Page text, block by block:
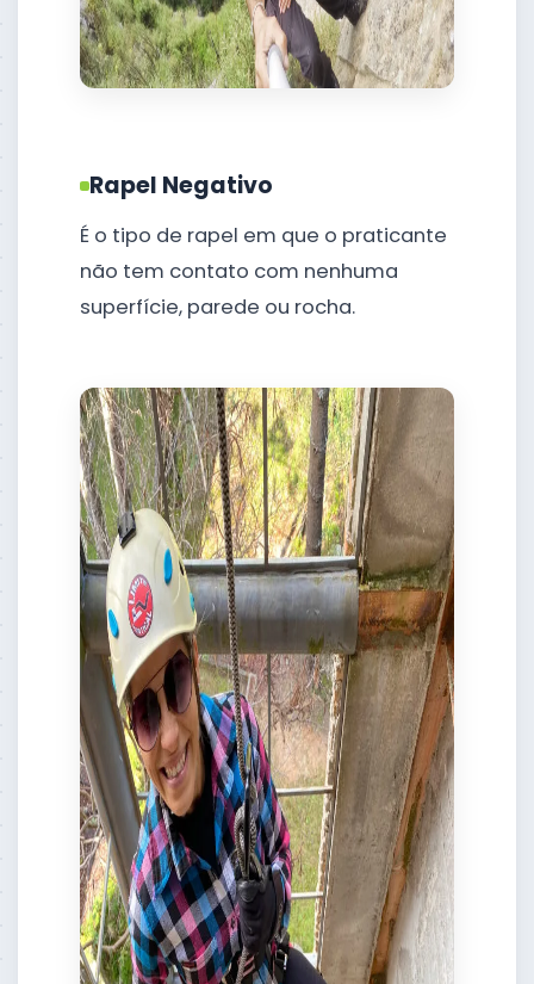
Rapel Negativo
É o tipo de rapel em que o praticante
não tem contato com nenhuma
superfície, parede ou rocha.